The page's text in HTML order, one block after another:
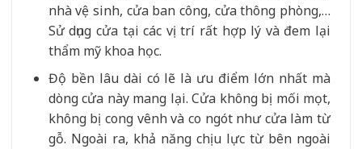
nhà vệ sinh, cửa ban công, cửa thông phòng,…
Sử dụng cửa tại các vị trí rất hợp lý và đem lại
thẩm mỹ khoa học.
Độ bền lâu dài có lẽ là ưu điểm lớn nhất mà
dòng cửa này mang lại. Cửa không bị mối mọt,
không bị cong vênh và co ngót như cửa làm từ
gỗ. Ngoài ra, khả năng chịu lực từ bên ngoài